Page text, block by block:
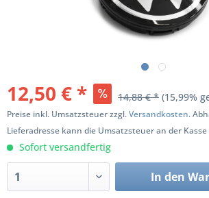
12,50 € * 14,88 € * (15,99%
Preise inkl. Umsatzsteuer zzgl.Versandkosten.
Lieferadresse kann die Umsatzsteuer an der
Sofort versandfertig
In den